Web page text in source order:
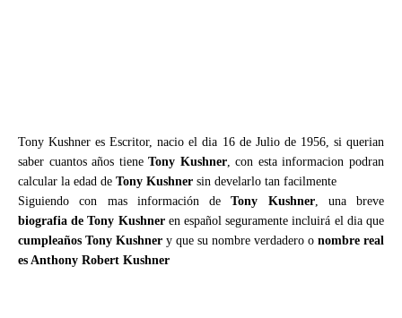
Tony Kushner es Escritor, nacio el dia 16 de Julio de 1956, si querian
saber cuantos años tieneTony Kushner, con esta informacion podran
calcular la edad de Tony Kushner sin develarlo tan facilmente
Siguiendo con mas información deTony Kushner, una breve
biografia de Tony Kushneren español seguramente incluirá el dia que
cumpleaños Tony Kushner y que su nombre verdadero o nombre real
es Anthony Robert Kushner